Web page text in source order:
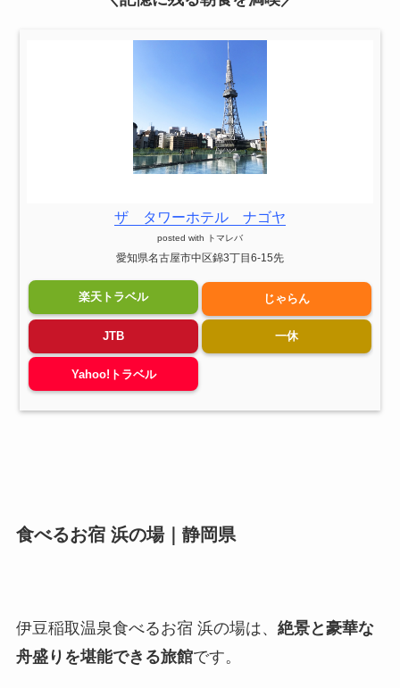
ザ タワーホテル ナゴヤ
posted with トマレバ
愛知県名古屋市中区錦3丁目6-15先
楽天トラベル じゃらん
JTB 一休
Yahoo!トラベル
食べるお宿 浜の場｜静岡県
伊豆稲取温泉食べるお宿 浜の場は、 絶景と豪華な
舟盛りを堪能できる旅館です。